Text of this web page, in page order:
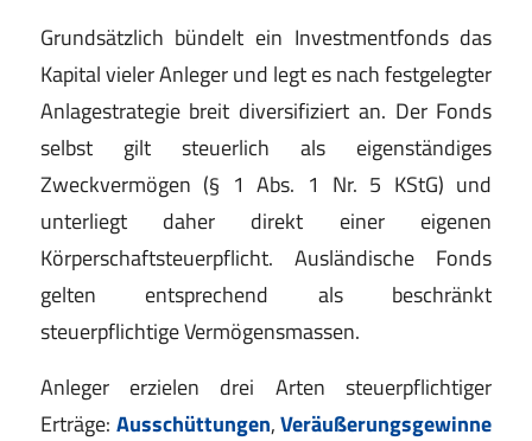
Grundsätzlich bündelt ein Investmentfonds das
Kapital vieler Anleger und legt es nach festgelegter
Anlagestrategie breit diversifiziert an. Der Fonds
selbst gilt steuerlich als eigenständiges
Zweckvermögen (§ 1 Abs. 1 Nr. 5 KStG) und
unterliegt daher direkt einer eigenen
Körperschaftsteuerpflicht. Ausländische Fonds
gelten entsprechend als beschränkt
steuerpflichtige Vermögensmassen.
Anleger erzielen drei Arten steuerpflichtiger
Erträge: Ausschüttungen,Veräußerungsgewinne